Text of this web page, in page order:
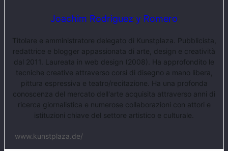
Joachim Rodriguez y Romero
Titolare e amministratore delegato di Kunstplaza. Pubblicista,
redattrice e blogger appassionata di arte, design e creatività
dal 2011. Laureata in web design (2008). Ha approfondito le
tecniche creative attraverso corsi di disegno a mano libera,
pittura espressiva e teatro/recitazione. Ha una profonda
conoscenza del mercato dell'arte acquisita attraverso anni di
ricerca giornalistica e numerose collaborazioni con attori e
istituzioni chiave del settore artistico e culturale.
www.kunstplaza.de/